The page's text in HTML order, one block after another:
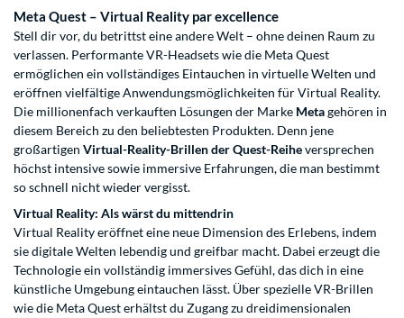
Meta Quest – Virtual Reality par excellence
Stell dir vor, du betrittst eine andere Welt – ohne deinen Raum zu
verlassen. Performante VR-Headsets wie die Meta Quest
ermöglichen ein vollständiges Eintauchen in virtuelle Welten und
eröffnen vielfältige Anwendungsmöglichkeiten für Virtual Reality.
Die millionenfach verkauften Lösungen der Marke Metagehören in
diesem Bereich zu den beliebtesten Produkten. Denn jene
großartigen Virtual-Reality-Brillen der Quest-Reiheversprechen
höchst intensive sowie immersive Erfahrungen, die man bestimmt
so schnell nicht wieder vergisst.
Virtual Reality: Als wärst du mittendrin
Virtual Reality eröffnet eine neue Dimension des Erlebens, indem
sie digitale Welten lebendig und greifbar macht. Dabei erzeugt die
Technologie ein vollständig immersives Gefühl, das dich in eine
künstliche Umgebung eintauchen lässt. Über spezielle VR-Brillen
wie die Meta Quest erhältst du Zugang zu dreidimensionalen